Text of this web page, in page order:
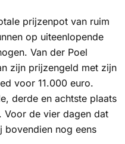
prijzenpot van ruim
op uiteenlopende
Van der Poel
zijn prijzengeld met zijn
voor 11.000 euro.
derde en achtste plaats
Voor de vier dagen dat
bovendien nog eens